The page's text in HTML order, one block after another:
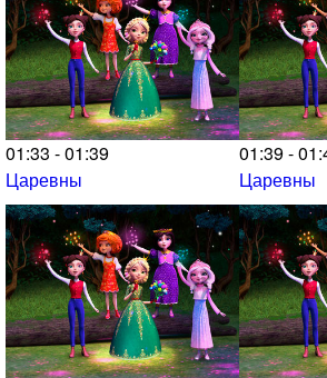
01:33 - 01:39
Царевны
01:39 -
Царевны